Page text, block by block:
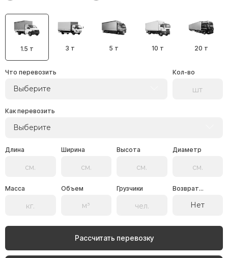
1.5 т 3 т 5 т 10 т 20 т
Что перевозить
Выберите
Кол-во
Как перевозить
Выберите
Длина Ширина Высота Диаметр
Масса Объем Грузчики Возврат...
Нет
Рассчитать перевозку